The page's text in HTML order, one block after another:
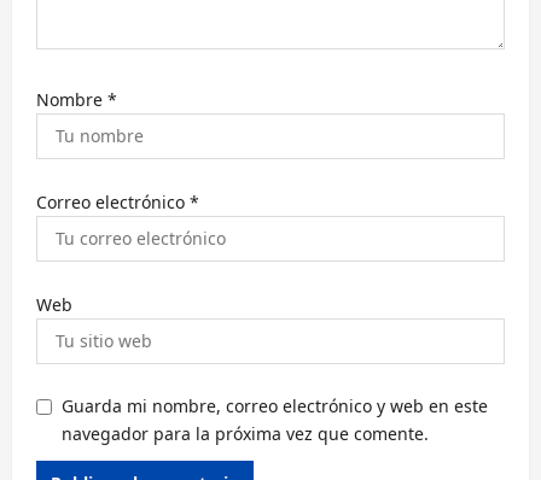
d
a
s
Nombre *
Correo electrónico *
Web
Guarda mi nombre, correo electrónico y web en este
navegador para la próxima vez que comente.